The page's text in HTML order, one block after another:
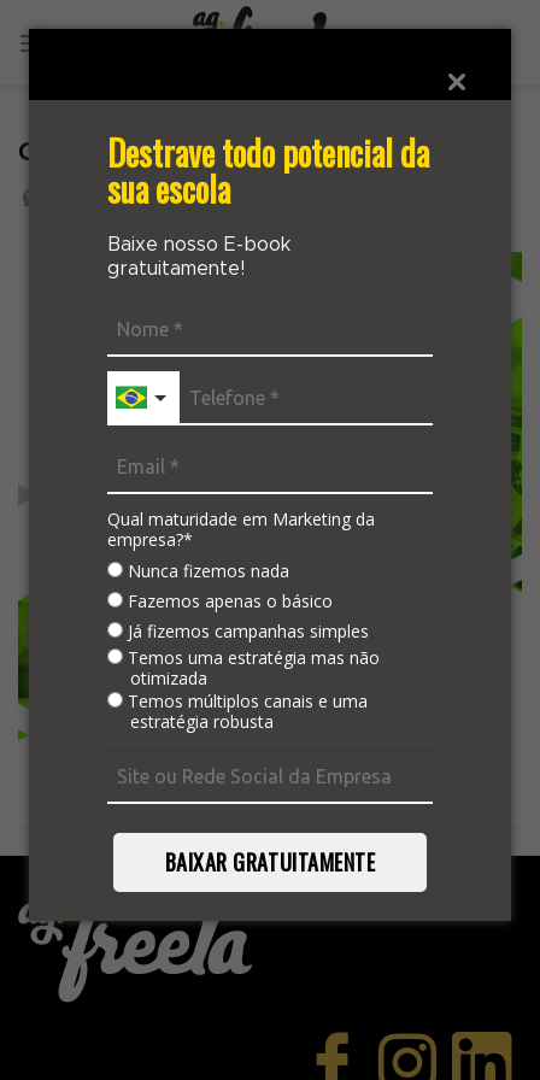
Destrave todo potencial da
sua escola
Baixe nosso E-book
gratuitamente!
Qual maturidade em Marketing da
empresa?*
Nunca fizemos nada
Fazemos apenas o básico
Já fizemos campanhas simples
Temos uma estratégia mas não
otimizada
Temos múltiplos canais e uma
estratégia robusta
BAIXAR GRATUITAMENTE
CMV